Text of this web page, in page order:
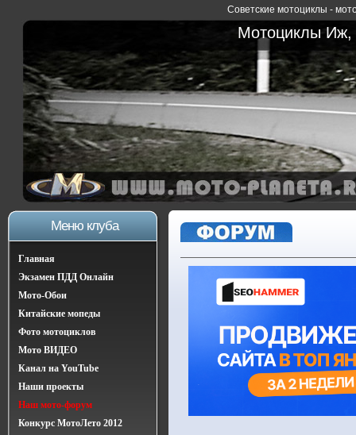
Советские мотоциклы -
Мотоциклы Иж,
Меню клуба
Главная
Экзамен ПДД Онлайн
Мото-Обои
Китайские мопеды
Фото мотоциклов
Мото ВИДЕО
Канал на YouTube
Наши проекты
Наш мото-форум
Конкурс МотоЛето 2012